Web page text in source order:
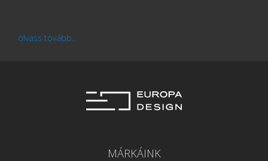
olvass tovább...
MÁRKÁINK